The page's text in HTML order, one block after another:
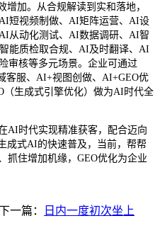
加。从合规解读到实和落地，
短视频制做、AI矩阵运营、AI设
从动化测试、AI数据调研、AI智
能质检取合规、AI及时翻译、AI
审核等多元场景。企业可通过
客服、AI+视图创做、AI+GEO优
生成式引擎优化）做为AI时代全
时代实现精准获客，配合迈向
成式AI的快速普及，当前，帮帮
抓住增加机缘，GEO优化为企业
一篇：
日内一度初次坐上